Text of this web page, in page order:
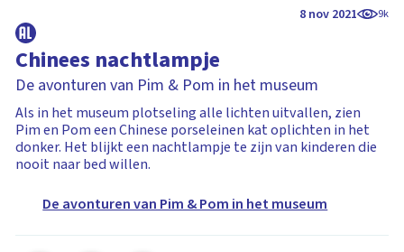
8 nov 2021 9k
Chinees nachtlampje
De avonturen van Pim & Pom in het museum
Als in het museum plotseling alle lichten uitvallen, zien
Pim en Pom een Chinese porseleinen kat oplichten in het
donker. Het blijkt een nachtlampje te zijn van kinderen die
nooit naar bed willen.
De avonturen van Pim & Pom in het museum